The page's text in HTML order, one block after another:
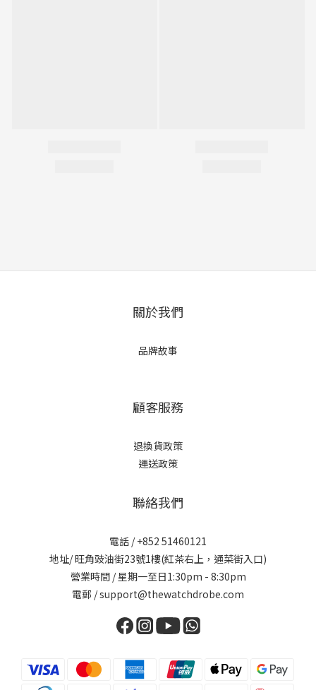
關於我們
品牌故事
顧客服務
退換貨政策
運送政策
聯絡我們
電話 / +852 51460121
地址/ 旺角豉油街23號1樓(紅茶右上，通菜街入口)
營業時間 / 星期一至日1:30pm - 8:30pm
電郵 / support@thewatchdrobe.com